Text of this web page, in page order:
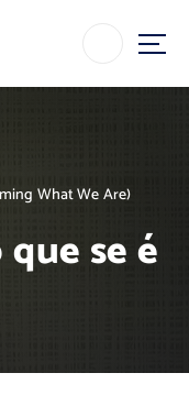
What We Are)
se é